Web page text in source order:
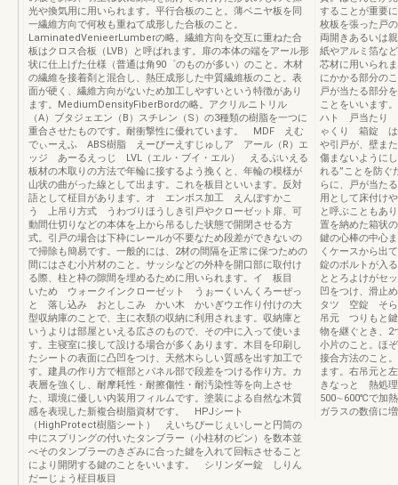
光や換気用に用いられます。平行合板のこと。薄ベニヤ板を同
一繊維方向で何枚も重ねて成形した合板のこと。
LaminatedVenieerLumberの略。繊維方向を交互に重ねた合
板はクロス合板（LVB）と呼ばれます。扉の本体の端をアール形
状に仕上げた仕様（普通は角90゜のものが多い）のこと。木材
の繊維を接着剤と混合し、熱圧成形した中質繊維板のこと。表
面が硬く、繊維方向がないため加工しやすいという特徴があり
ます。MediumDensityFiberBordの略。アクリルニトリル
（A）ブタジェエン（B）スチレン（S）の3種類の樹脂を一つに
重合させたものです。耐衝撃性に優れています。 MDF えむ
でぃーえふ ABS樹脂 えーびーえすじゅしア アール（R）エ
ッジ あーるえっじ LVL（エル・ブイ・エル） えるぶいえる
板材の木取りの方法で年輪に接するよう挽くと、年輪の模様が
山状の曲がった線として出ます。これを板目といいます。反対
語として柾目があります。オ エンボス加工 えんぼすかこ
う 上吊り方式 うわづりほうしき引戸やクローゼット扉、可
動間仕切りなどの本体を上から吊るした状態で開閉させる方
式。引戸の場合は下枠にレールが不要なため段差ができないの
で掃除も簡易です。一般的には、2材の間隔を正常に保つための
間にはさむ小片材のこと。サッシなどの外枠を開口部に取付け
る際、柱と枠の隙間を埋めるために用いられます。イ 板目
いため ウォークインクローゼット うぉーくいんくろーぜっ
と 落し込み おとしこみ かい木 かいぎウエ作り付けの大
型収納庫のことで、主に衣類の収納に利用されます。収納庫と
いうよりは部屋といえる広さのもので、その中に入って使いま
す。主寝室に接して設ける場合が多くあります。木目を印刷し
たシートの表面に凸凹をつけ、天然木らしい質感を出す加工で
す。建具の作り方で框部とパネル部で段差をつける作り方。カ
表層を強くし、耐摩耗性・耐擦傷性・耐汚染性等を向上させ
た、環境に優しい内装用フィルムです。塗装による自然な木質
感を表現した新複合樹脂資材です。 HPJシート
（HighProtect樹脂シート） えいちぴーじぇいしーと円筒の
中にスプリングの付いたタンブラー（小柱材のビン）を数本並
べそのタンブラーのきざみに合った鍵を入れて回転させること
により開閉する鍵のことをいいます。 シリンダー錠 しりん
だーじょう柾目板目
することが重要
枚板を張った戸
両開きあるいは
紙やアルミ箔な
芯材に用いられ
にかかる部分の
戸が当たる部分
ことをいいます
ハト 戸当たり
ゃくり 箱錠 は
や引戸が、壁ま
傷まないように
れる”ことを防ぐ
らに、戸が当た
用として床付け
と呼ぶこともあ
置を納めた箱状
鍵の心棒の中心
くケースから出
錠のボルトが入
ととろよけがセ
凹をつけ、滑止
タツ 空錠 そ
吊元 つりもと鍵
物を継ぐとき、2
小片のこと。ほ
接合方法のこと
ます。右吊元と
きなっと 熱処
500∼600℃で加熱
ガラスの数倍に